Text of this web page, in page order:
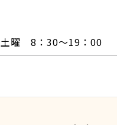
曜 8：30～19：00